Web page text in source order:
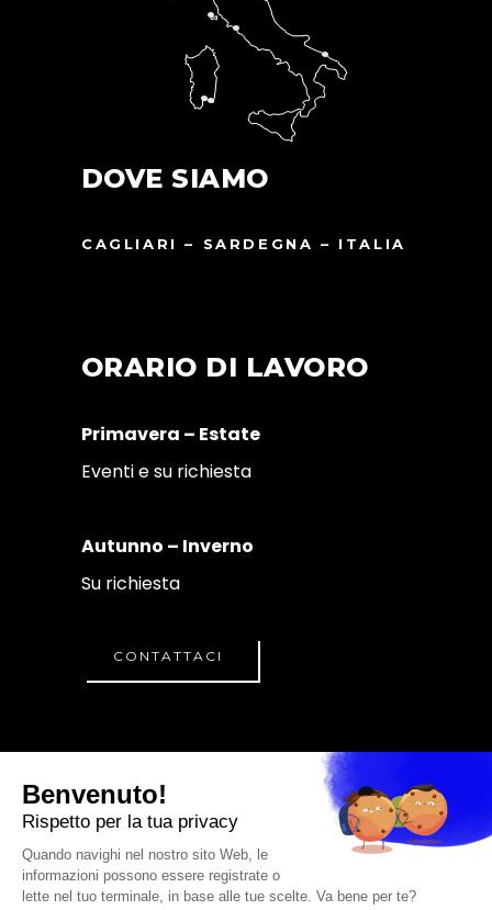
DOVE SIAMO
CAGLIARI – SARDEGNA – ITALIA
ORARIO DI LAVORO
Primavera – Estate
Eventi e su richiesta
Autunno – Inverno
Su richiesta
CONTATTACI